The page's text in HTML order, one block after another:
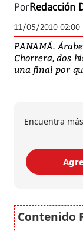
PorRedacción
11/05/2010 02:00
PANAMÁ.
Chorrera, dos
una final por
Encuentra